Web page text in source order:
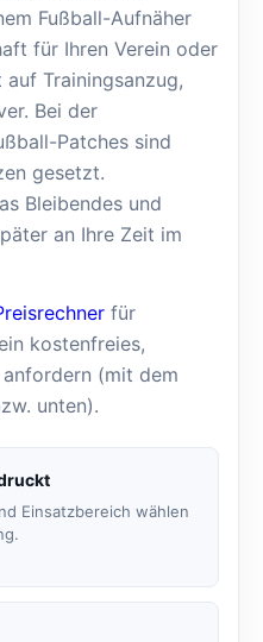
Fußball-Aufnäher
für Ihren Verein oder
Trainingsanzug,
Bei der
Patches sind
gesetzt.
Bleibendes und
an Ihre Zeit im
für
kostenfreies,
(mit dem
unten).
Einsatzbereich wählen